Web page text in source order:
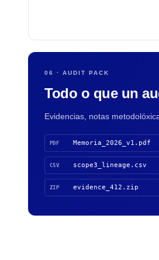
06 · AUDIT PACK
Todo o que un
Evidencias, notas
PDF Memoria_2026_v1.pdf
CSV scope3_lineage.csv
ZIP evidence_412.zip